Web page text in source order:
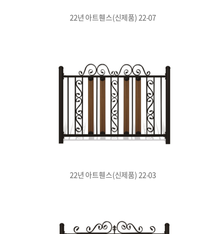
22년 아트휀스(신제품) 22-07
22년 아트휀스(신제품) 22-03